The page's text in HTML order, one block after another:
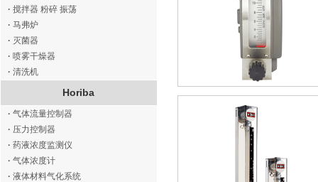
· 搅拌器 粉碎 振荡
· 马弗炉
· 灭菌器
· 喷雾干燥器
· 清洗机
Horiba
· 气体流量控制器
· 压力控制器
· 药液浓度监测仪
· 气体浓度计
· 液体材料气化系统